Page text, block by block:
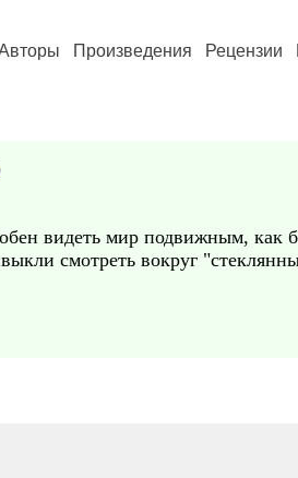
Произведения Рецензии
видеть мир подвижным,
смотреть вокруг